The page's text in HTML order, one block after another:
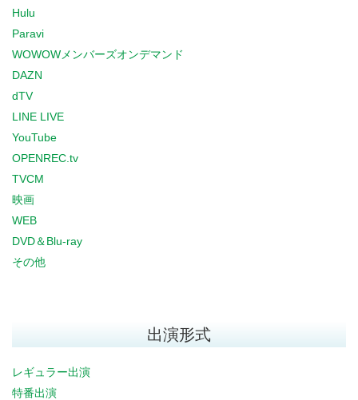
Hulu
Paravi
WOWOWメンバーズオンデマンド
DAZN
dTV
LINE LIVE
YouTube
OPENREC.tv
TVCM
映画
WEB
DVD＆Blu-ray
その他
出演形式
レギュラー出演
特番出演